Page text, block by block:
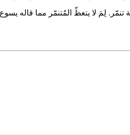
لا يتعظّ المُتنمّر مما قاله يسوع: